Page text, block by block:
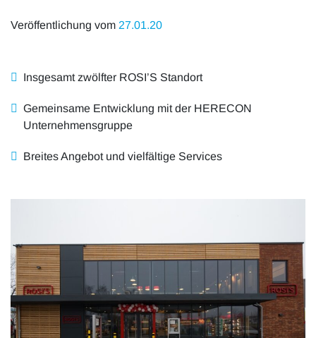
Freizeit & Reisen
Audioformate
Veröffentlichung vom 27.01.20
Insgesamt zwölfter ROSI’S Standort
Gemeinsame Entwicklung mit der HERECON
Unternehmensgruppe
Breites Angebot und vielfältige Services